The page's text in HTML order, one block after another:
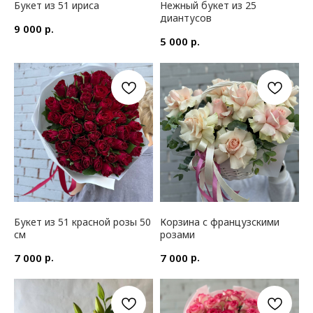
Букет из 51 ириса
9 000 р.
Нежный букет из 25
диантусов
5 000 р.
Букет из 51 красной розы 50
см
7 000 р.
Корзина с французскими
розами
7 000 р.
КАТАЛОГ ЦВЕТОВ
Воздушные шары
ДОПОЛНИТЕЛЬНО